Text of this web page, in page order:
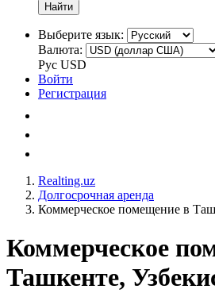
Найти
Выберите язык:
Валюта:
Рус USD
Войти
Регистрация
Realting.uz
Долгосрочная аренда
Коммерческое помещение в
Коммерческое
Ташкенте,